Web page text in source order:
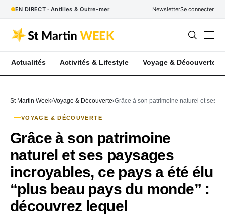
EN DIRECT · Antilles & Outre-mer NewsletterSe connecter
Actualités Activités & Lifestyle Voyage & Découverte
St Martin Week Voyage & Découverte Grâce à son patrimoine naturel et ses
VOYAGE & DÉCOUVERTE
Grâce à son patrimoine
naturel et ses paysages
incroyables, ce pays a été élu
“plus beau pays du monde” :
découvrez lequel